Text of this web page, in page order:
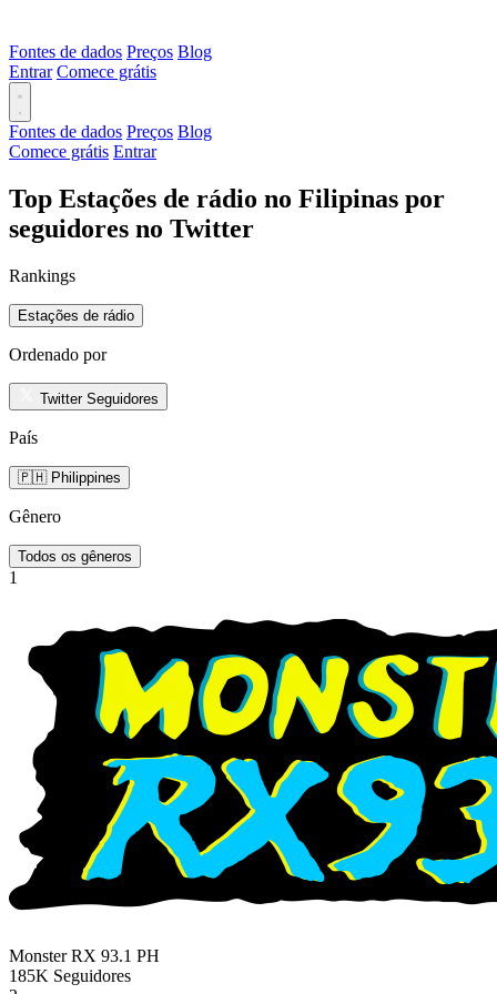
Fontes de dados Preços Blog
Entrar Comece grátis
Fontes de dados Preços Blog
Comece grátis Entrar
Top Estações de rádio no Filipinas por
seguidores no Twitter
Rankings
Estações de rádio
Ordenado por
Twitter Seguidores
País
🇵🇭 Philippines
Gênero
Todos os gêneros
1
Monster RX 93.1 PH
185K Seguidores